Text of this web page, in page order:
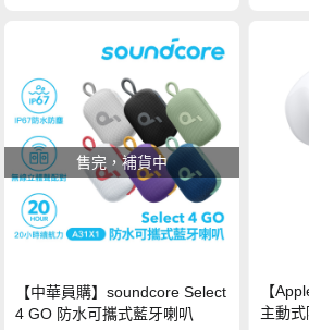
售完，補貨中
【中華員購】soundcore Select
4 GO 防水可攜式藍牙喇叭
【
主動